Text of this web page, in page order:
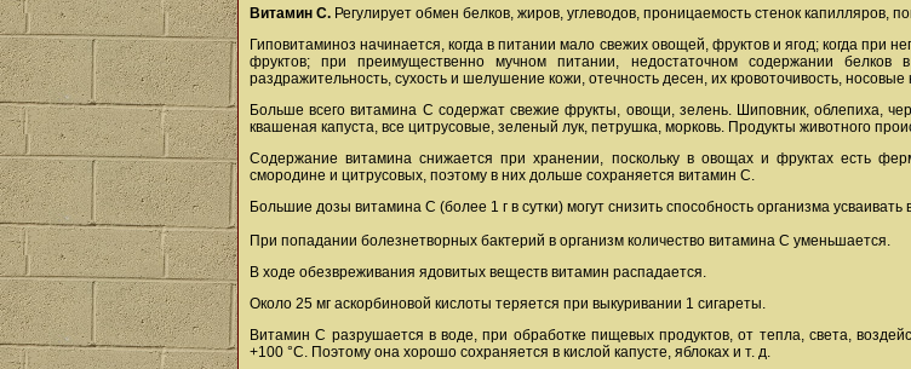
Витамин С. Регулирует обмен белков, жиров, углеводов, проницаемость стенок
Гиповитаминоз начинается, когда в питании мало свежих овощей, фруктов и ягод; когда
фруктов; при преимущественно мучном питании, недостаточном содержании
раздражительность, сухость и шелушение кожи, отечность десен, их кровоточивость,
Больше всего витамина С содержат свежие фрукты, овощи, зелень. Шиповник, облепиха,
квашеная капуста, все цитрусовые, зеленый лук, петрушка, морковь. Продукты животного
Содержание витамина снижается при хранении, поскольку в овощах и фруктах есть
смородине и цитрусовых, поэтому в них дольше сохраняется витамин С.
Большие дозы витамина С (более 1 г в сутки) могут снизить способность организма усваивать
При попадании болезнетворных бактерий в организм количество витамина С уменьшается.
В ходе обезвреживания ядовитых веществ витамин распадается.
Около 25 мг аскорбиновой кислоты теряется при выкуривании 1 сигареты.
Витамин С разрушается в воде, при обработке пищевых продуктов, от тепла, света,
+100 °С. Поэтому она хорошо сохраняется в кислой капусте, яблоках и т. д.